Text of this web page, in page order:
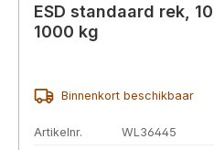
ESD standaard rek,
1000 kg
Binnenkort beschikbaar
Artikelnr.
WL36445